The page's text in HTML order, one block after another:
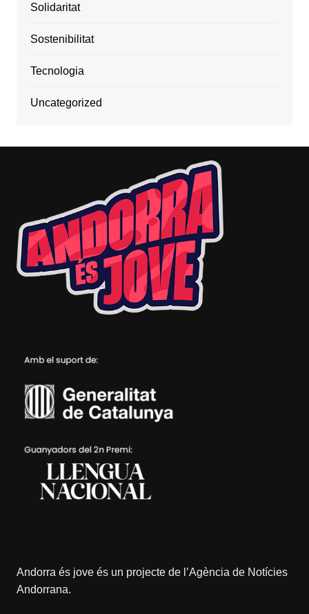
Solidaritat
Sostenibilitat
Tecnologia
Uncategorized
Andorra és jove és un projecte de l’Agència de Notícies
Andorrana.